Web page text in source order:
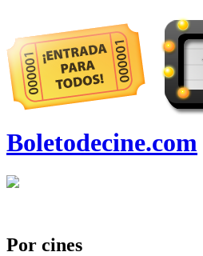
Boletodecine.com
Por cines